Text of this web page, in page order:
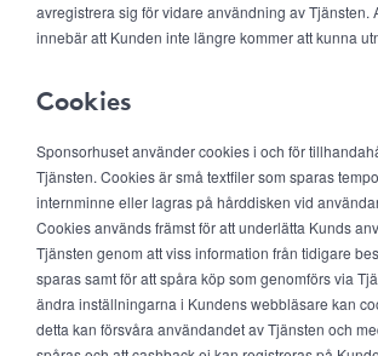
avregistrera sig för vidare användning av Tjänsten.
innebär att Kunden inte längre kommer att kunna
Cookies
Sponsorhuset använder cookies i och för
Tjänsten. Cookies är små textfiler som sparas
internminne eller lagras på hårddisken vid
Cookies används främst för att underlätta Kunds
Tjänsten genom att viss information från tidigare
sparas samt för att spåra köp som genomförs via
ändra inställningarna i Kundens webbläsare kan
detta kan försvåra användandet av Tjänsten och